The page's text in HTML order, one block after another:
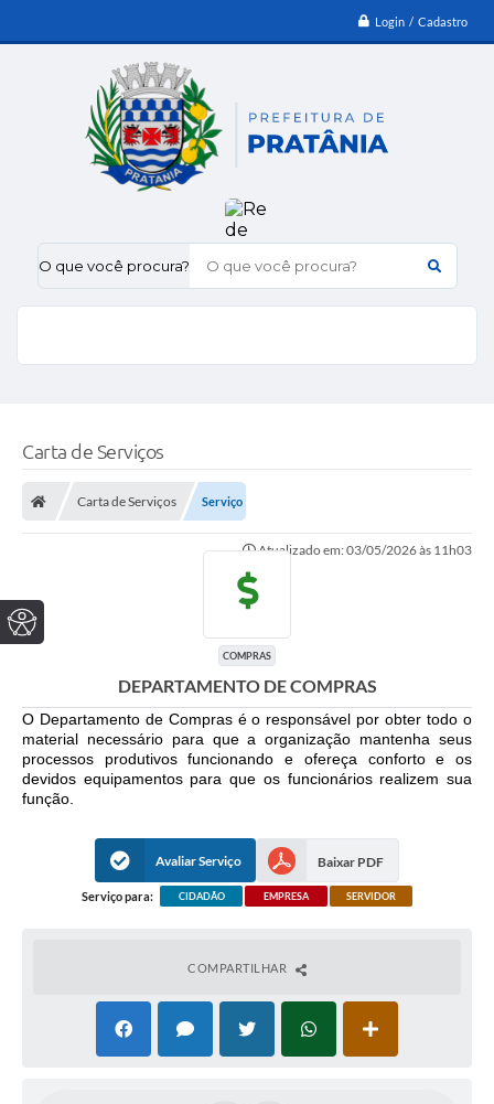
Login / Cadastro
O que você procura?
Carta de Serviços
Carta de Serviços Serviço
Atualizado em: 03/05/2026 às 11h03
COMPRAS
DEPARTAMENTO DE COMPRAS
O Departamento de Compras é o responsável por obter todo o
material necessário para que a organização mantenha seus
processos produtivos funcionando e ofereça conforto e os
devidos equipamentos para que os funcionários realizem sua
função.
Avaliar Serviço Baixar PDF
Serviço para: CIDADÃO EMPRESA SERVIDOR
COMPARTILHAR